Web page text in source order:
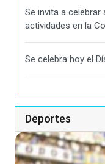
Se invita a
actividades en la
Se celebra hoy el
Deportes